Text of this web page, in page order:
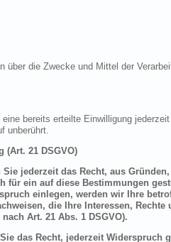
die Zwecke und Mittel der
bereits erteilte Einwilligung
unberührt.
(Art. 21 DSGVO)
jederzeit das Recht, aus
ein auf diese Bestimmungen
einlegen, werden wir Ihre
die Ihre Interessen,
Art. 21 Abs. 1 DSGVO).
das Recht, jederzeit Widerspruch